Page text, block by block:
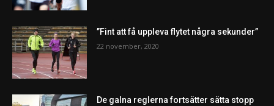
”Fint att få uppleva flytet några sekunder”
22 november, 2020
De galna reglerna fortsätter sätta stopp